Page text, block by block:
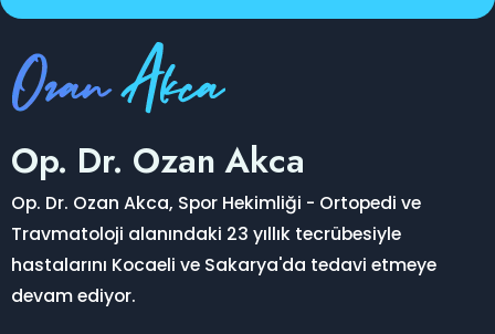
Op. Dr. Ozan Akca
Op. Dr. Ozan Akca, Spor Hekimliği - Ortopedi ve
Travmatoloji alanındaki 23 yıllık tecrübesiyle
hastalarını Kocaeli ve Sakarya'da tedavi etmeye
devam ediyor.